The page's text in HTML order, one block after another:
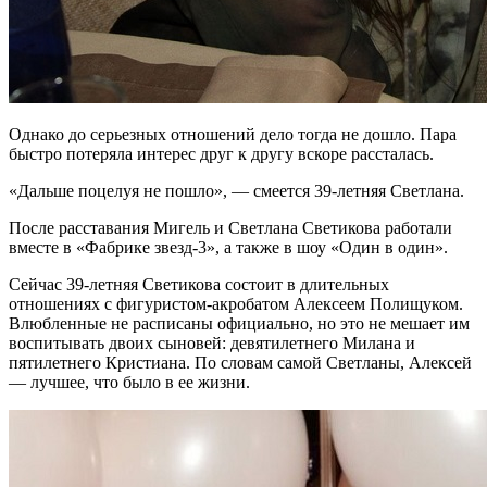
Однако до серьезных отношений дело тогда не дошло. Пара
быстро потеряла интерес друг к другу вскоре рассталась.
«Дальше поцелуя не пошло», — смеется 39-летняя Светлана.
После расставания Мигель и Светлана Светикова работали
вместе в «Фабрике звезд-3», а также в шоу «Один в один».
Сейчас 39-летняя Светикова состоит в длительных
отношениях с фигуристом-акробатом Алексеем Полищуком.
Влюбленные не расписаны официально, но это не мешает им
воспитывать двоих сыновей: девятилетнего Милана и
пятилетнего Кристиана. По словам самой Светланы, Алексей
— лучшее, что было в ее жизни.